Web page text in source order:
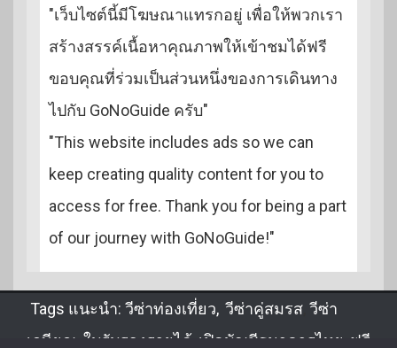
"เว็บไซต์นี้มีโฆษณาแทรกอยู่ เพื่อให้พวกเรา
สร้างสรรค์เนื้อหาคุณภาพให้เข้าชมได้ฟรี
ขอบคุณที่ร่วมเป็นส่วนหนึ่งของการเดินทาง
ไปกับ GoNoGuide ครับ"
"This website includes ads so we can
keep creating quality content for you to
access for free. Thank you for being a part
of our journey with GoNoGuide!"
Tags แนะนำ: วีซ่าท่องเที่ยว, วีซ่าคู่สมรส ,วีซ่า
เกษียณ ใบรับรองรายได้ เปิดบัญชีธนาคารไทย ฟรี